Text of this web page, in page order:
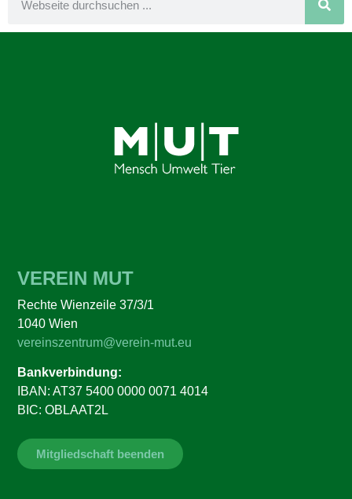
VEREIN MUT
Rechte Wienzeile 37/3/1
1040 Wien
vereinszentrum@verein-mut.eu
Bankverbindung:
IBAN: AT37 5400 0000 0071 4014
BIC: OBLAAT2L
Mitgliedschaft beenden